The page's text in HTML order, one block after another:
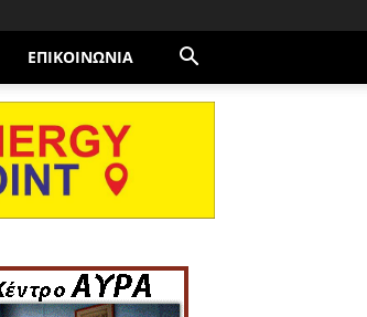
ΕΠΙΚΟΙΝΩΝΊΑ